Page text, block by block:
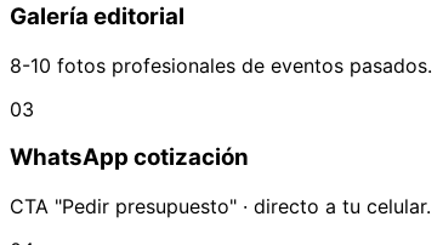
Galería editorial
8-10 fotos profesionales de eventos pasados.
03
WhatsApp cotización
CTA "Pedir presupuesto" · directo a tu celular.